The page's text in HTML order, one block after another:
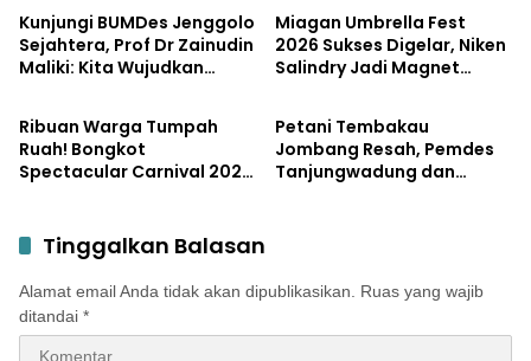
Kunjungi BUMDes Jenggolo
Sejahtera, Prof Dr Zainudin
Maliki: Kita Wujudkan
Miagan Umbrella Fest
2026 Sukses Digelar, Niken
Salindry Jadi Magnet
Pemerintahan
Ribuan Warga Tumpah
Ruah! Bongkot
Spectacular Carnival 2026
Pemerintahan
Petani Tembakau
Jombang Resah, Pemdes
Tanjungwadung dan
Tinggalkan Balasan
Alamat email Anda tidak akan dipublikasikan.
Ruas yang wajib
ditandai *